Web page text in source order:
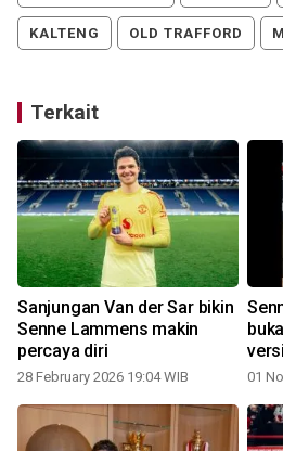
KALTENG OLD TRAFFORD
Terkait
Sanjungan Van der Sar bikin
Senne Lammens makin
percaya diri
28 February 2026 19:04 WIB 01